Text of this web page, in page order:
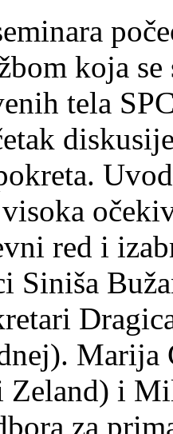
koja
tela
red i
Siniša
Marija
i
za